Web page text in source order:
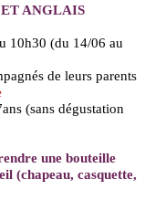
ANGLAIS
10h30 (du 14/06 au
de leurs parents
(sans dégustation
une bouteille
(chapeau, casquette,